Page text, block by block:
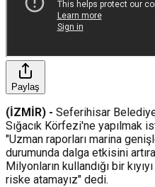
Paylaş
(İZMİR) - Seferihisar
Sığacık Körfezi'ne yapılmak
"Uzman raporları marina
durumunda dalga etkisini
Milyonların kullandığı bir
riske atamayız" dedi.